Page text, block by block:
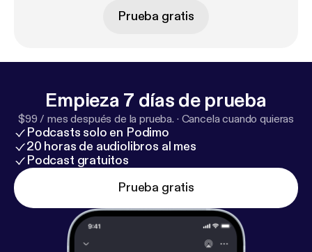
Prueba gratis
Empieza 7 días de prueba
$99 / mes después de la prueba. · Cancela cuando quieras
Podcasts solo en Podimo
20 horas de audiolibros al mes
Podcast gratuitos
Prueba gratis